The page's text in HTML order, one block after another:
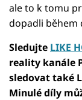
ale to k tomu
dopadli během
Sledujte LIKE
reality kanále
sledovat také
Minulé díly